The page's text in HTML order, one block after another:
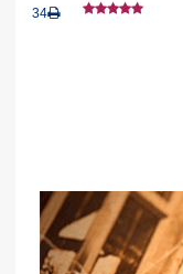
34